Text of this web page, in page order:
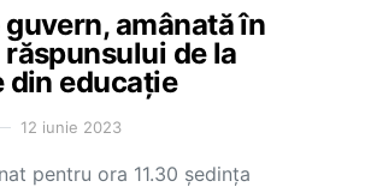
amânată în
de la
din educație
12 iunie 2023
pentru ora 11.30 ședința